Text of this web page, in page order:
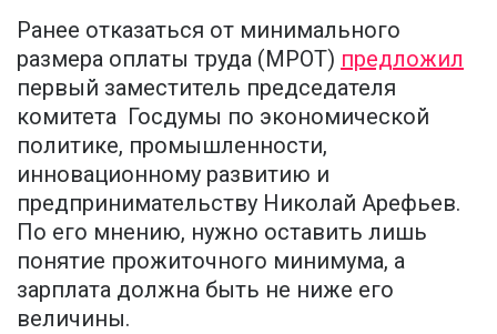
Ранее отказаться от минимального
размера оплаты труда (МРОТ) предложил
первый заместитель председателя
комитета Госдумы по экономической
политике, промышленности,
инновационному развитию и
предпринимательству Николай Арефьев.
По его мнению, нужно оставить лишь
понятие прожиточного минимума, а
зарплата должна быть не ниже его
величины.